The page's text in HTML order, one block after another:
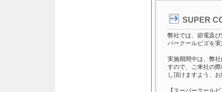
SUPER
弊社では、節電及
パークールビズを
実施期間中は、弊
すので、ご来社の
し頂けますよう、
【スーパークール